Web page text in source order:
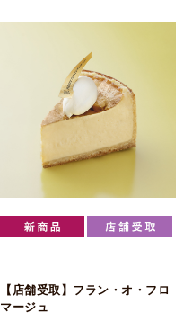
【店舗受取】フラン・オ・フロ
マージュ